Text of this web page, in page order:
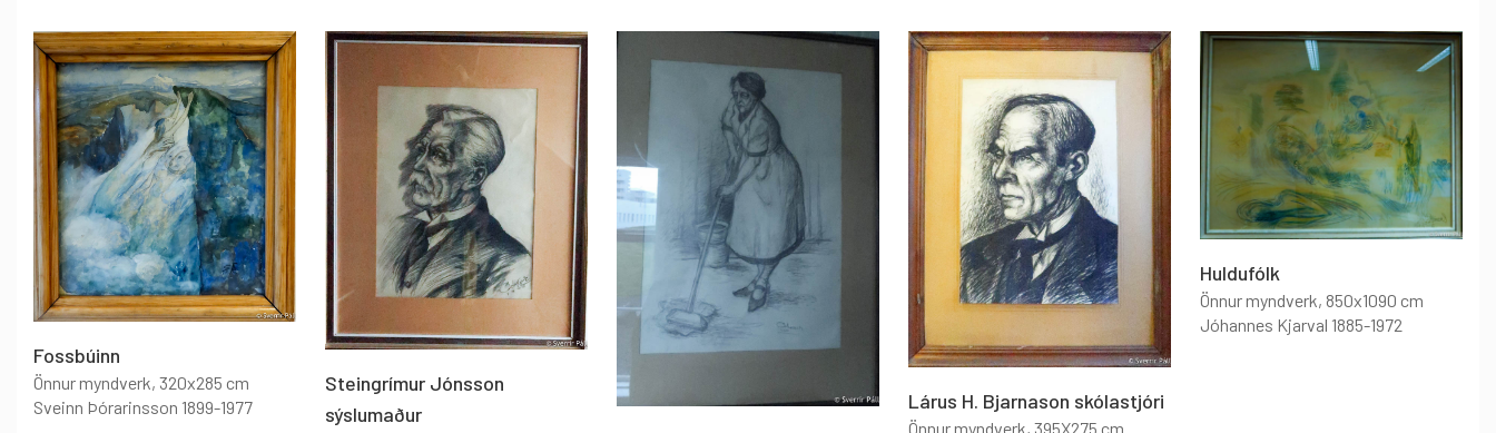
Fossbúinn
Önnur myndverk, 320x285 cm
Sveinn Þórarinsson 1899-1977
Steingrímur Jónsson
sýslumaður
Lárus H. Bjarnason skólastjóri
Önnur myndverk, 395X275 cm
Huldufólk
Önnur myndverk, 850x1090 cm
Jóhannes Kjarval 1885-1972